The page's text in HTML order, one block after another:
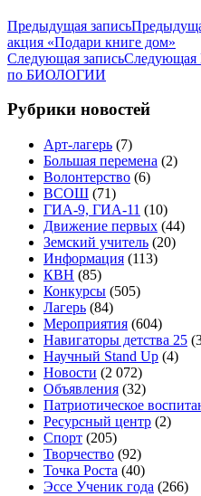
Предыдущая запись
акция «Подари книге дом»
Следующая записьСледующая
по БИОЛОГИИ
Рубрики новостей
Арт-лагерь (7)
Большая перемена (2)
Волонтерство (6)
ВСОШ (71)
ГИА-9, ГИА-11 (10)
Движение первых (44)
Земский учитель (20)
Информация (113)
КВН (85)
Конкурсы (505)
Лагерь (84)
Мероприятия (604)
Навигаторы детства 25
Научный Stand Up (4)
Новости (2 072)
Объявления (32)
Патриотическое
Ресурсный центр (2)
Спорт (205)
Творчество (92)
Точка Роста (40)
Эссе Ученик года (266)